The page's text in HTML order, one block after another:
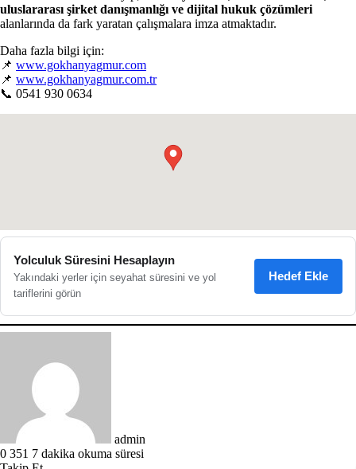
uluslararası şirket danışmanlığı ve dijital hukuk çözümleri
alanlarında da fark yaratan çalışmalara imza atmaktadır.
Daha fazla bilgi için:
📌 www.gokhanyagmur.com
📌 www.gokhanyagmur.com.tr
📞 0541 930 0634
●
Yolculuk Süresini Hesaplayın
Yakındaki yerler için seyahat süresini ve yol
tariflerini görün
Hedef Ekle
admin
0 351 7 dakika okuma süresi